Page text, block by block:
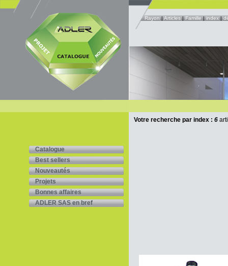
Rayon|Articles|Famille|index|
Catalogue
Best sellers
Nouveautés
Projets
Bonnes affaires
ADLER SAS en bref
Votre recherche par index : 6